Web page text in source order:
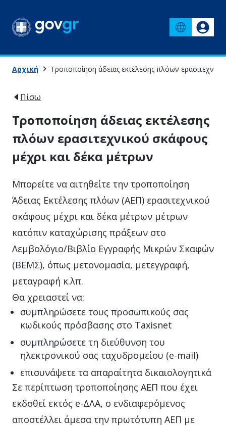
Αρχική Τροποποίηση άδειας εκτέλεσης πλόων
Πίσω
Τροποποίηση άδειας εκτέλεσης
πλόων ερασιτεχνικού σκάφους
μέχρι και δέκα μέτρων
Μπορείτε να αιτηθείτε την τροποποίηση
Άδειας Εκτέλεσης πλόων (ΑΕΠ) ερασιτεχνικού
σκάφους μέχρι και δέκα μέτρων μέτρων
κατόπιν καταχώρισης πράξεων στο
Λεμβολόγιο/Βιβλίο Εγγραφής Μικρών Σκαφών
(ΒΕΜΣ), όπως μετονομασία, μετεγγραφή,
μεταγραφή κ.λπ.
Θα χρειαστεί να:
συμπληρώσετε τους προσωπικούς σας
κωδικούς πρόσβασης στο Taxisnet
συμπληρώσετε τη διεύθυνση του
ηλεκτρονικού σας ταχυδρομείου (e-mail)
επισυνάψετε τα απαραίτητα δικαιολογητικά
Σε περίπτωση τροποποίησης ΑΕΠ που έχει
εκδοθεί εκτός e-ΔΛΑ, ο ενδιαφερόμενος
αποστέλλει άμεσα την πρωτότυπη ΑΕΠ με